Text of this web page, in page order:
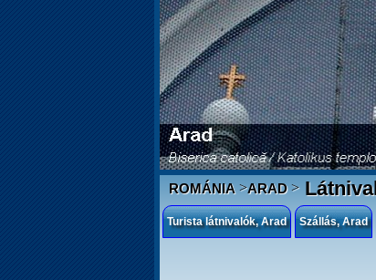
ROMÁNIA>ARAD>
Turista látnivalók, Arad Szállás, Arad